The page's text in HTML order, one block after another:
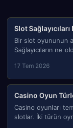
Slot
Bir slot oyununun
Sağlayıcıların ne
17 Tem 2026
Casino Oyun
Casino oyunları
slotlar. İki türün